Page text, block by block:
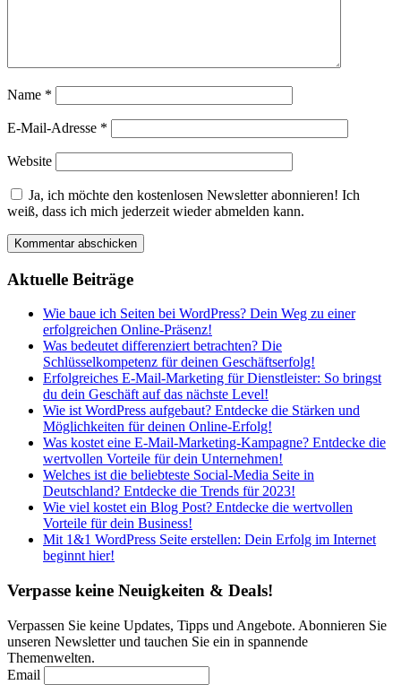
Name *
E-Mail-Adresse *
Website
Ja, ich möchte den kostenlosen Newsletter abonnieren! Ich
weiß, dass ich mich jederzeit wieder abmelden kann.
Aktuelle Beiträge
Wie baue ich Seiten bei WordPress? Dein Weg zu einer
erfolgreichen Online-Präsenz!
Was bedeutet differenziert betrachten? Die
Schlüsselkompetenz für deinen Geschäftserfolg!
Erfolgreiches E-Mail-Marketing für Dienstleister: So bringst
du dein Geschäft auf das nächste Level!
Wie ist WordPress aufgebaut? Entdecke die Stärken und
Möglichkeiten für deinen Online-Erfolg!
Was kostet eine E-Mail-Marketing-Kampagne? Entdecke die
wertvollen Vorteile für dein Unternehmen!
Welches ist die beliebteste Social-Media Seite in
Deutschland? Entdecke die Trends für 2023!
Wie viel kostet ein Blog Post? Entdecke die wertvollen
Vorteile für dein Business!
Mit 1&1 WordPress Seite erstellen: Dein Erfolg im Internet
beginnt hier!
Verpasse keine Neuigkeiten & Deals!
Verpassen Sie keine Updates, Tipps und Angebote. Abonnieren Sie
unseren Newsletter und tauchen Sie ein in spannende
Themenwelten.
Email